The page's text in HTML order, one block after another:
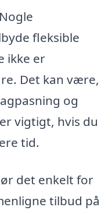
Nogle
fleksible
ikke er
Det kan være,
og
vigtigt, hvis du
tid.
det enkelt for
tilbud på